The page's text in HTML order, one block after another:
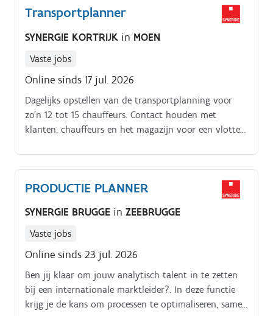
af met techniekers en interne diensten Je volgt
een ERP-systeem en houdt alles up-to-date Je
bewaakt de planning en stuurt bij waar nodig Je
Transportplanner
SYNERGIE KORTRIJK in MOEN
Vaste jobs
Online sinds 17 jul. 2026
Dagelijks opstellen van de transportplanning voor
zo’n 12 tot 15 chauffeurs. Contact houden met
klanten, chauffeurs en het magazijn voor een vlotte
PRODUCTIE PLANNER
SYNERGIE BRUGGE in ZEEBRUGGE
Vaste jobs
Online sinds 23 jul. 2026
Ben jij klaar om jouw analytisch talent in te zetten
bij een internationale marktleider?. In deze functie
krijg je de kans om processen te optimaliseren, samen